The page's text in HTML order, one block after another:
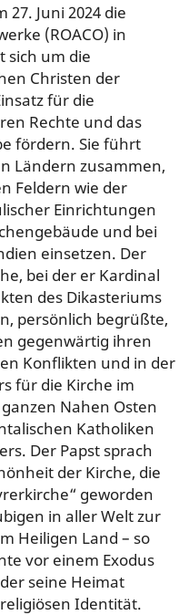
27. Juni 2024 die
(ROACO) in
sich um die
Christen der
für die
Rechte und das
fördern. Sie führt
Ländern zusammen,
Feldern wie der
Einrichtungen
und bei
einsetzen. Der
bei der er Kardinal
des Dikasteriums
persönlich begrüßte,
gegenwärtig ihren
Konflikten und in der
für die Kirche im
Nahen Osten
Katholiken
Der Papst sprach
der Kirche, die
geworden
in aller Welt zur
Heiligen Land – so
vor einem Exodus
seine Heimat
Identität.